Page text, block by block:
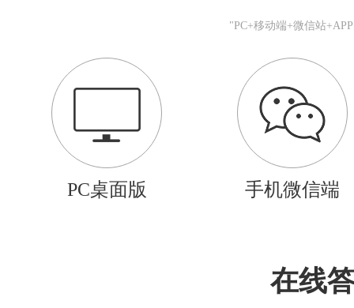
"PC+移动端+微信站
PC桌面版 手机微信端
在线